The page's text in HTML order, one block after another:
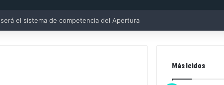
el sistema de competencia del Apertura
Más leídos